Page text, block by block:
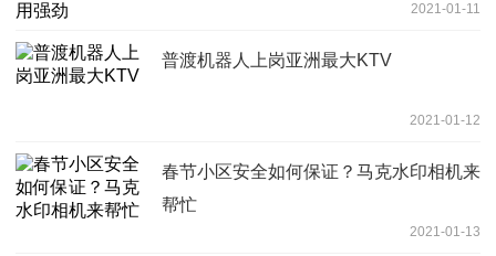
2021-01-11
普渡机器人上岗亚洲最大KTV
2021-01-12
春节小区安全如何保证？马克水印相机来
帮忙
2021-01-13